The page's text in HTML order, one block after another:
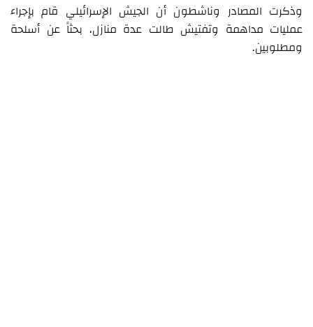
وذكرت المصادر وناشطون أن الجيش الإسرائيلي قام بإجراء
عمليات مداهمة وتفتيش طالت عدة منازل، بحثاً عن أسلحة
ومطلوبين.